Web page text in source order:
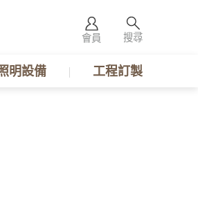
會員 搜尋
明設備 工程訂製